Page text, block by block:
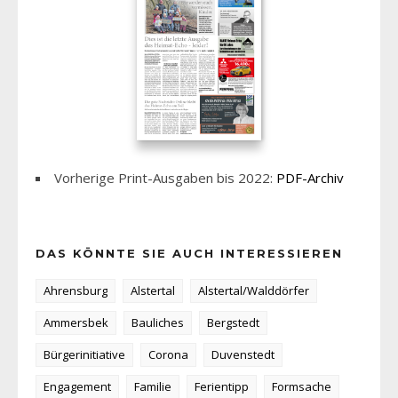
Vorherige Print-Ausgaben bis 2022: PDF-Archiv
DAS KÖNNTE SIE AUCH INTERESSIEREN
Ahrensburg Alstertal
Alstertal/Walddörfer
Ammersbek
Bauliches
Bergstedt
Bürgerinitiative
Corona
Duvenstedt
Engagement
Familie Ferientipp
Formsache